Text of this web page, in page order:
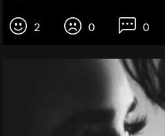
2 0 0